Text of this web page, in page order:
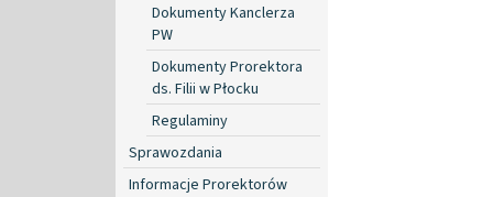
Dokumenty Kanclerza
PW
Dokumenty Prorektora
ds. Filii w Płocku
Regulaminy
Sprawozdania
Informacje Prorektorów